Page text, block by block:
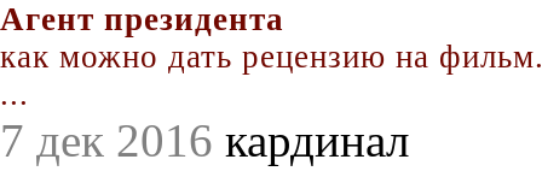
Агент президента
как можно дать рецензию на
...
7 дек 2016 кардинал